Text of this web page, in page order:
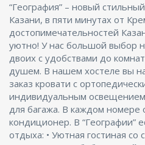
“География” – новый
Казани, в пяти минутах от
достопимечательностей
уютно! У нас большой выбор номеров, от комнаты на
двоих с удобствами до
душем. В нашем хостеле вы
заказ кровати с
индивидуальным
для багажа. В каждом номере
кондиционер. В “Географии” есть все для комфортного
отдыха: • Уютная гостиная со